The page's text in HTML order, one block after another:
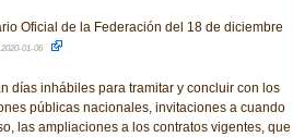
Oficial de la Federación del 18 de diciembre
2020-01-06
días inhábiles para tramitar y concluir con los
públicas nacionales, invitaciones a cuando
las ampliaciones a los contratos vigentes, que